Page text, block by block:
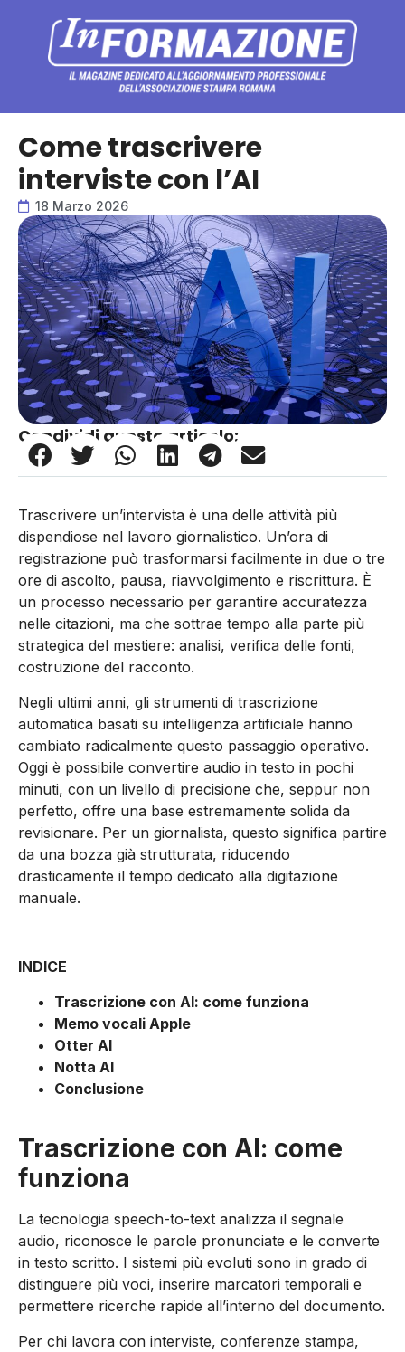
Come trascrivere
interviste con l’AI
18 Marzo 2026
Condividi questo articolo:
Trascrivere un’intervista è una delle attività più
dispendiose nel lavoro giornalistico. Un’ora di
registrazione può trasformarsi facilmente in due o tre
ore di ascolto, pausa, riavvolgimento e riscrittura. È
un processo necessario per garantire accuratezza
nelle citazioni, ma che sottrae tempo alla parte più
strategica del mestiere: analisi, verifica delle fonti,
costruzione del racconto.
Negli ultimi anni, gli strumenti di trascrizione
automatica basati su intelligenza artificiale hanno
cambiato radicalmente questo passaggio operativo.
Oggi è possibile convertire audio in testo in pochi
minuti, con un livello di precisione che, seppur non
perfetto, offre una base estremamente solida da
revisionare. Per un giornalista, questo significa partire
da una bozza già strutturata, riducendo
drasticamente il tempo dedicato alla digitazione
manuale.
INDICE
Trascrizione con AI: come funziona
Memo vocali Apple
Otter AI
Notta AI
Conclusione
Trascrizione con AI: come
funziona
La tecnologia speech-to-text analizza il segnale
audio, riconosce le parole pronunciate e le converte
in testo scritto. I sistemi più evoluti sono in grado di
distinguere più voci, inserire marcatori temporali e
permettere ricerche rapide all’interno del documento.
Per chi lavora con interviste, conferenze stampa,